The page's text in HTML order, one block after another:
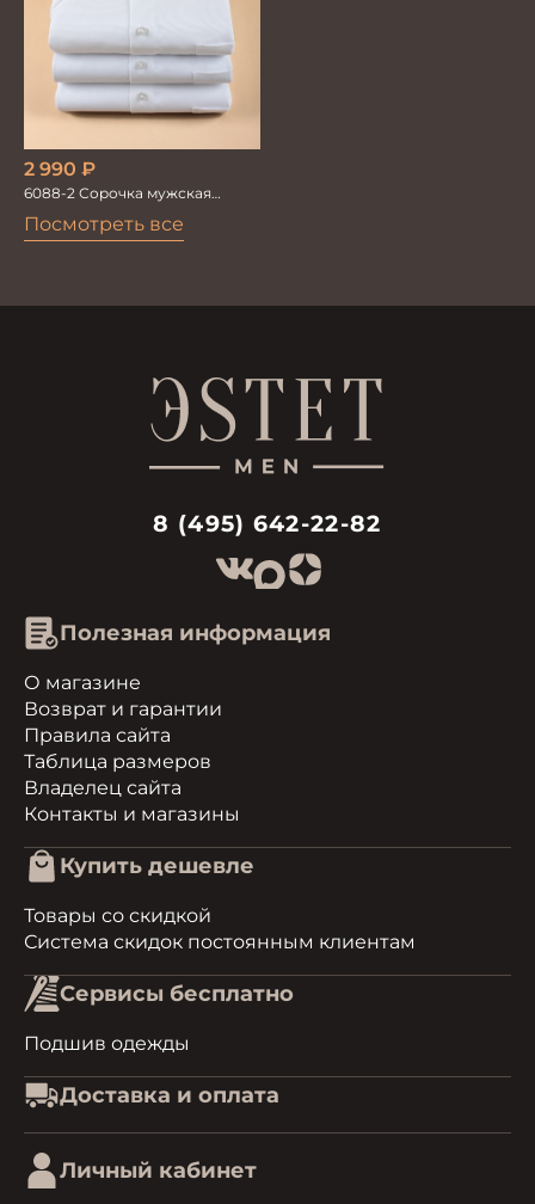
Посмотреть все
2 990 ₽
6088-2 Сорочка мужская
8 (495) 642-22-82
Полезная информация
О магазине
Возврат и гарантии
Правила сайта
Таблица размеров
Владелец сайта
Контакты и магазины
Купить дешевле
Товары со скидкой
Система скидок постоянным клиентам
Сервисы бесплатно
Подшив одежды
Доставка и оплата
Личный кабинет